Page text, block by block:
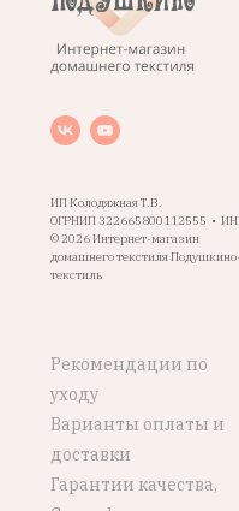
ИП Колодяжная Т.В.
ОГРНИП 322665800112555 •
© 2026 Интернет-магазин
домашнего текстиля Подушкино-
текстиль
Рекомендации по
уходу
Варианты оплаты и
доставки
Гарантии качества,